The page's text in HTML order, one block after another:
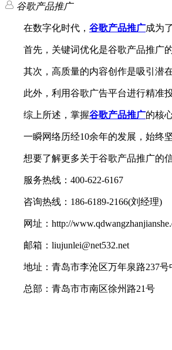
谷歌产品推广
在数字化时代， 谷歌产品推广成为
首先，关键词优化是谷歌产品推广的
其次，高质量的内容创作是吸引潜在
此外，利用谷歌广告平台进行精准投
综上所述，掌握谷歌产品推广的核
一瞬网络历经10余年的发展，始终坚
想要了解更多关于谷歌产品推广的
服务热线：400-622-6167
咨询热线：186-6189-2166(刘经理)
网址：http://
邮箱：liujunlei@net532.net
地址：青岛市李沧区万年泉路237号
总部：青岛市市南区徐州路21号